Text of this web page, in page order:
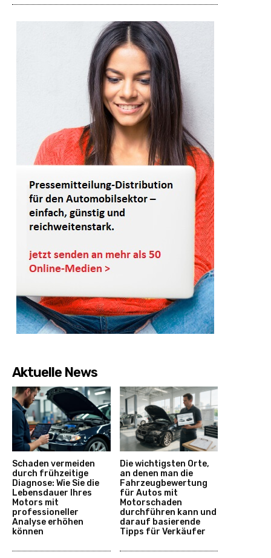
Aktuelle News
Schaden vermeiden
durch frühzeitige
Diagnose: Wie Sie die
Lebensdauer Ihres
Motors mit
professioneller
Analyse erhöhen
können
Die wichtigsten Orte,
an denen man die
Fahrzeugbewertung
für Autos mit
Motorschaden
durchführen kann und
darauf basierende
Tipps für Verkäufer